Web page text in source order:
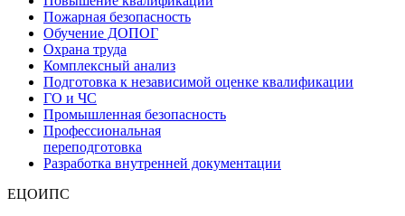
Пожарная безопасность
Обучение ДОПОГ
Охрана труда
Комплексный анализ
Подготовка к независимой оценке квалификации
ГО и ЧС
Промышленная безопасность
Профессиональная
переподготовка
Разработка внутренней документации
ЕЦОИПС